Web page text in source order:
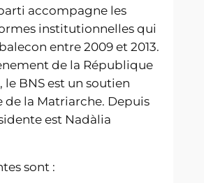
accompagne les
institutionnelles qui
entre 2009 et 2013.
de la République
BNS est un soutien
la Matriarche. Depuis
est Nadàlia
sont :